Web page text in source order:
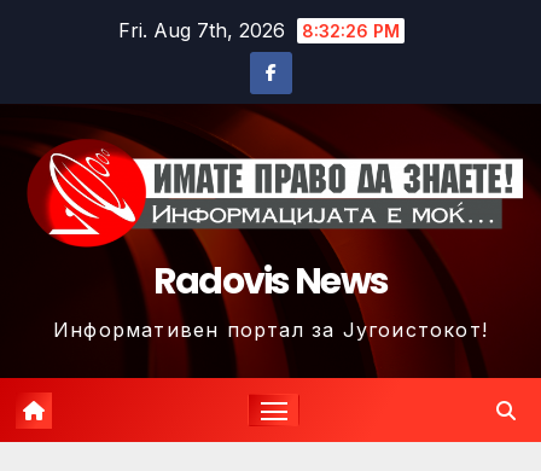
Fri. Aug 7th, 2026 8:32:29 PM
Radovis News
Информативен портал за Југоистокот!